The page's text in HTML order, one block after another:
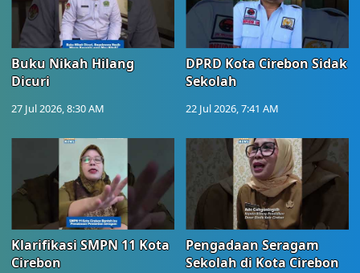
Buku Nikah Hilang
Dicuri
27 Jul 2026, 8:30 AM
DPRD Kota Cirebon Sidak
Sekolah
22 Jul 2026, 7:41 AM
Klarifikasi SMPN 11 Kota
Cirebon
Pengadaan Seragam
Sekolah di Kota Cirebon